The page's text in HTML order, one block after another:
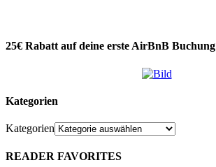
25€ Rabatt auf deine erste AirBnB Buchung
Kategorien
Kategorien
READER FAVORITES